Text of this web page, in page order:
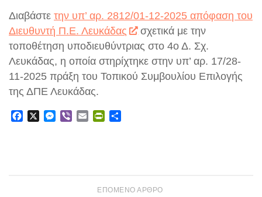
Διαβάστε την υπ’ αρ. 2812/01-12-2025 απόφαση του
Διευθυντή Π.Ε. Λευκάδας
σχετικά με την
τοποθέτηση υποδιευθύντριας στο 4ο Δ. Σχ.
Λευκάδας, η οποία στηρίχτηκε στην υπ’ αρ. 17/28-
11-2025 πράξη του Τοπικού Συμβουλίου Επιλογής
της ΔΠΕ Λευκάδας.
FacebookMessenger
Viber EmailPrintFriendly
ΕΠΌΜΕΝΟ ΆΡΘΡΟ